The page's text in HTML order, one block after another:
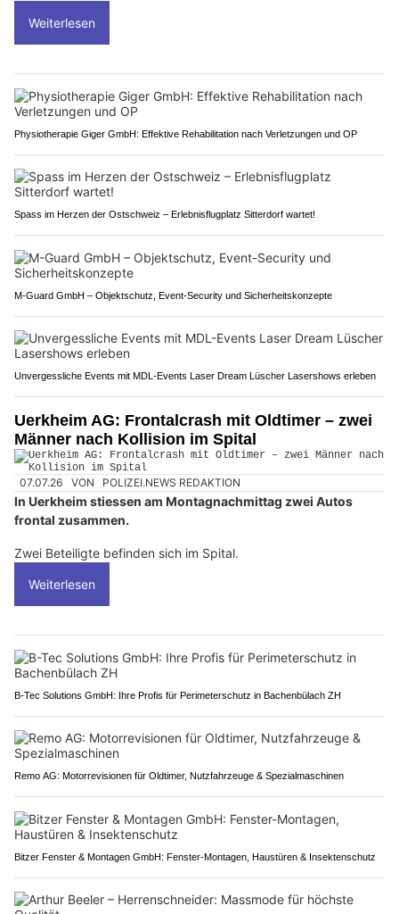
Weiterlesen
Physiotherapie Giger GmbH: Effektive Rehabilitation nach Verletzungen und OP
Spass im Herzen der Ostschweiz – Erlebnisflugplatz Sitterdorf wartet!
M-Guard GmbH – Objektschutz, Event-Security und Sicherheitskonzepte
Unvergessliche Events mit MDL-Events Laser Dream Lüscher Lasershows erleben
Uerkheim AG: Frontalcrash mit Oldtimer – zwei
Männer nach Kollision im Spital
07.07.26 VON POLIZEI.NEWS REDAKTION
In Uerkheim stiessen am Montagnachmittag zwei Autos
frontal zusammen.
Zwei Beteiligte befinden sich im Spital.
Weiterlesen
B-Tec Solutions GmbH: Ihre Profis für Perimeterschutz in Bachenbülach ZH
Remo AG: Motorrevisionen für Oldtimer, Nutzfahrzeuge & Spezialmaschinen
Bitzer Fenster & Montagen GmbH: Fenster-Montagen, Haustüren & Insektenschutz